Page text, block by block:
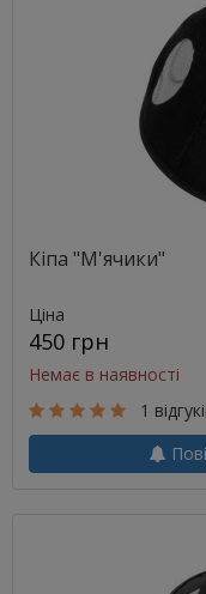
Кіпа "М'ячики"
Ціна
450 грн
Немає в наявності
1